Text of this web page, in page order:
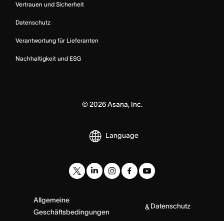
Vertrauen und Sicherheit
Datenschutz
Verantwortung für Lieferanten
Nachhaltigkeit und ESG
© 2026Asana, Inc.
Language
Allgemeine
Geschäftsbedingungen
& Datenschutz